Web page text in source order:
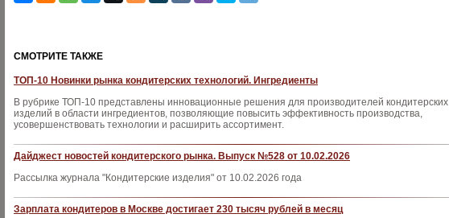
CМОТРИТЕ ТАКЖЕ
ТОП-10 Новинки рынка кондитерских технологий. Ингредиенты
В рубрике ТОП-10 представлены инновационные решения для производителей кондитерских
изделий в области ингредиентов, позволяющие повысить эффективность производства,
усовершенствовать технологии и расширить ассортимент.
Дайджест новостей кондитерского рынка. Выпуск №528 от 10.02.2026
Рассылка журнала "Кондитерские изделия" от 10.02.2026 года
Зарплата кондитеров в Москве достигает 230 тысяч рублей в месяц